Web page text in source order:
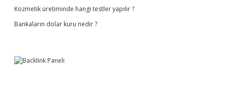
Kozmetik üretiminde hangi testler yapılır ?
Bankaların dolar kuru nedir ?